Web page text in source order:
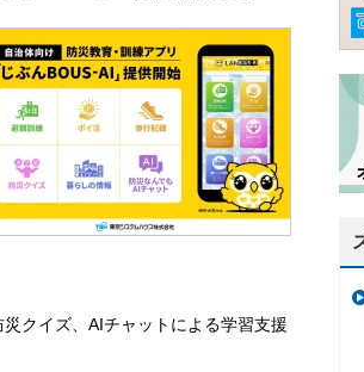
クイズ、AIチャットによる学習支援